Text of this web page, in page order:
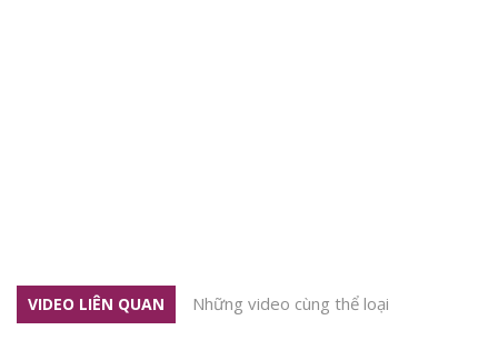
VIDEO LIÊN QUAN Những video cùng thể loại